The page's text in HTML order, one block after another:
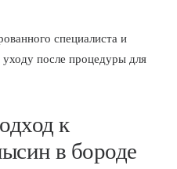
специалиста и
после процедуры для
к
в бороде